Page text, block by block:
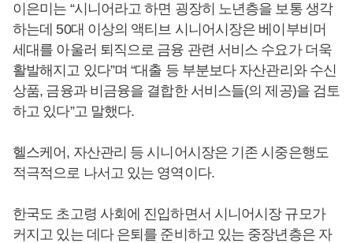
이은미는 “시니어라고 하면 굉장히 노년층을 보통 생각
하는데 50대 이상의 액티브 시니어시장은 베이부비머
세대를 아울러 퇴직으로 금융 관련 서비스 수요가 더욱
활발해지고 있다”며 “대출 등 부분보다 자산관리와 수신
상품, 금융과 비금융을 결합한 서비스들(의 제공)을 검토
하고 있다”고 말했다.
헬스케어, 자산관리 등 시니어시장은 기존 시중은행도
적극적으로 나서고 있는 영역이다.
한국도 초고령 사회에 진입하면서 시니어시장 규모가
커지고 있는 데다 은퇴를 준비하고 있는 중장년층은 자